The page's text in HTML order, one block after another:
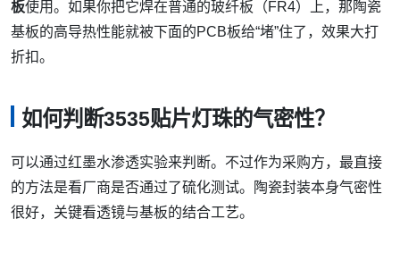
板使用。如果你把它焊在普通的玻纤板（FR4）上，那陶瓷
基板的高导热性能就被下面的PCB板给“堵”住了，效果大打
折扣。
如何判断3535贴片灯珠的气密性？
可以通过红墨水渗透实验来判断。不过作为采购方，最直接
的方法是看厂商是否通过了硫化测试。陶瓷封装本身气密性
很好，关键看透镜与基板的结合工艺。